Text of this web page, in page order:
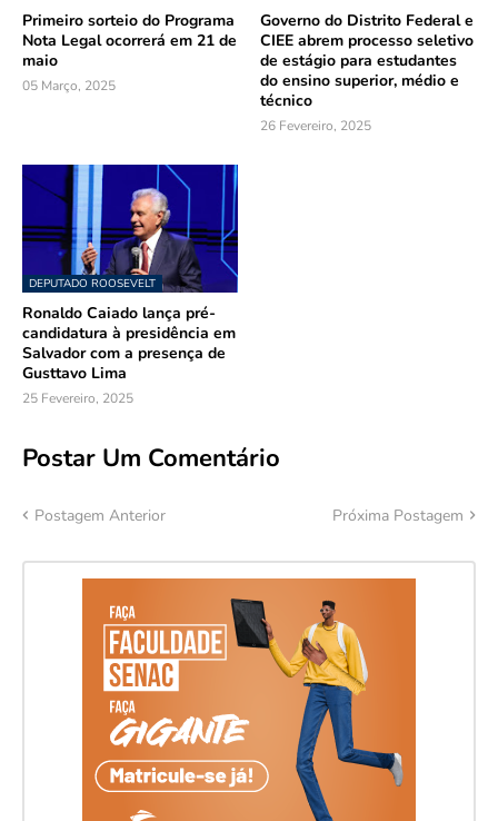
Primeiro sorteio do Programa
Nota Legal ocorrerá em 21 de
maio
05 Março, 2025
Governo do Distrito Federal e
CIEE abrem processo seletivo
de estágio para estudantes
do ensino superior, médio e
técnico
26 Fevereiro, 2025
DEPUTADO ROOSEVELT
Ronaldo Caiado lança pré-
candidatura à presidência em
Salvador com a presença de
Gusttavo Lima
25 Fevereiro, 2025
Postar Um Comentário
Postagem Anterior Próxima Postagem